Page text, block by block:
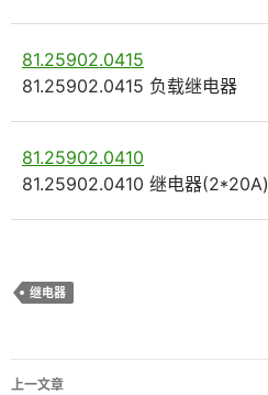
81.25902.0415
81.25902.0415 负载继电器
81.25902.0410
81.25902.0410 继电器(2*20A)
继电器
文
上一文章